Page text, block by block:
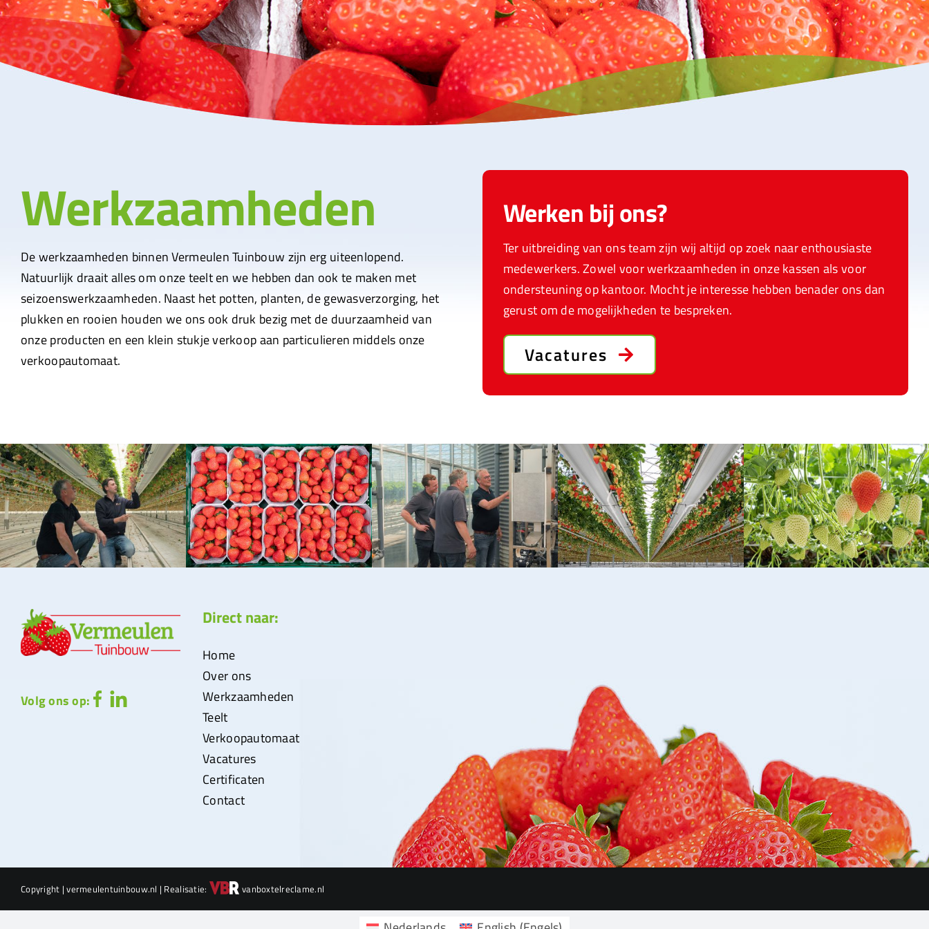
Werkzaamheden
De werkzaamheden binnen Vermeulen Tuinbouw zijn erg uiteenlopend.
Natuurlijk draait alles om onze teelt en we hebben dan ook te maken met
seizoenswerkzaamheden. Naast het potten, planten, de gewasverzorging, het
plukken en rooien houden we ons ook druk bezig met de duurzaamheid van
onze producten en een klein stukje verkoop aan particulieren middels onze
verkoopautomaat.
Werken bij ons?
Ter uitbreiding van ons team zijn wij altijd op zoek naar enthousiaste
medewerkers. Zowel voor werkzaamheden in onze kassen als voor
ondersteuning op kantoor. Mocht je interesse hebben benader ons dan
gerust om de mogelijkheden te bespreken.
Vacatures
Volg ons op:
Direct naar:
Home
Over ons
Werkzaamheden
Teelt
Verkoopautomaat
Vacatures
Certificaten
Contact
Copyright | vermeulentuinbouw.nl | Realisatie: vanboxtelreclame.nl